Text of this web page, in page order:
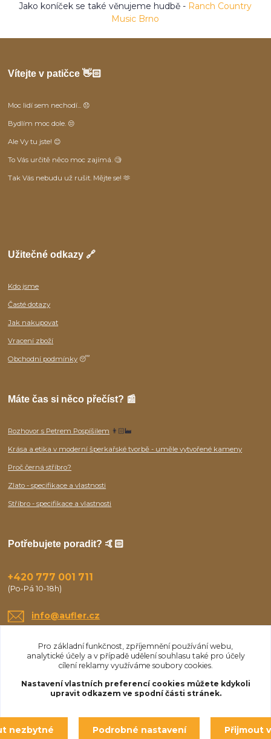
Jako koníček se také věnujeme hudbě - Ranch Country
Music Brno
Vítejte v patičce 👋🏻
Moc lidí sem nechodí... 😞
Bydlím moc dole. 😒
Ale Vy tu jste! 😊
To Vás určitě něco moc zajímá. 🧐
Tak Vás nebudu už rušit. Mějte se! 🫶
Užitečné odkazy 🔗
Kdo jsme
Časté dotazy
Jak nakupovat
Vracení zboží
Obchodní podmínky 😴
Máte čas si něco přečíst? 📰
Rozhovor s Petrem Pospíšilem 👨🏻‍🏭
Krása a etika v moderní šperkařské tvorbě - uměle vytvořené kameny
Proč černá stříbro?
Zlato - specifikace a vlastnosti
Stříbro - specifikace a vlastnosti
Potřebujete poradit? 🤙🏻
+420 777 001 711
(Po-Pá 10-18h)
info@aufler.cz
Pro základní funkčnost, zpříjemnění používání webu,
analytické účely a v případě udělení souhlasu také pro účely
cílení reklamy využíváme soubory cookies.
Nastavení vlastních preferencí cookies můžete kdykoli
upravit odkazem ve spodní části stránek.
nezbytné Podrobné nastavení Přijmout